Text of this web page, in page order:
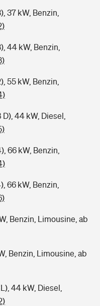
37 kW, Benzin,
44 kW, Benzin,
55 kW, Benzin,
D), 44 kW, Diesel,
66 kW, Benzin,
66 kW, Benzin,
Benzin, Limousine, ab
Benzin, Limousine, ab
44 kW, Diesel,